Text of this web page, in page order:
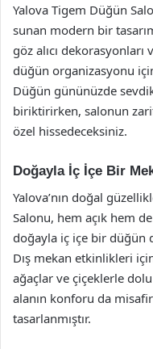
Yalova Tigem Düğün
sunan modern bir
göz alıcı
düğün organizasyonu
Düğün gününüzde
biriktirirken, salonun
özel hissedeceksiniz.
Doğayla İç İçe Bir
Yalova’nın doğal
Salonu, hem açık hem
doğayla iç içe bir düğün
Dış mekan etkinlikleri
ağaçlar ve çiçeklerle
alanın konforu da
tasarlanmıştır.